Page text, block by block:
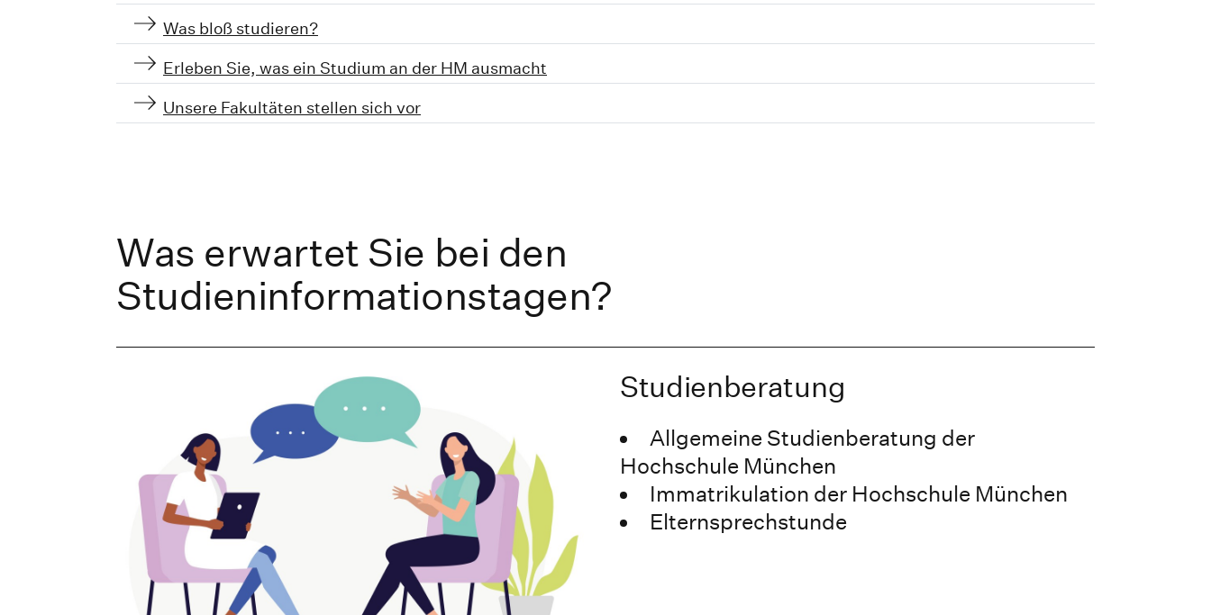
Was bloß studieren?
Erleben Sie, was ein Studium an der HM ausmacht
Unsere Fakultäten stellen sich vor
Was erwartet Sie bei den
Studieninformationstagen?
Studienberatung
Allgemeine Studienberatung der
Hochschule München
Immatrikulation der Hochschule München
Elternsprechstunde